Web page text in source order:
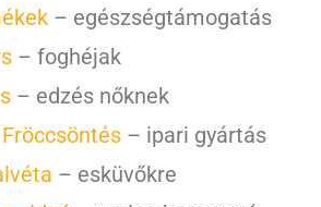
– egészségtámogatás
– foghéjak
– edzés nőknek
– ipari gyártás
– esküvőkre